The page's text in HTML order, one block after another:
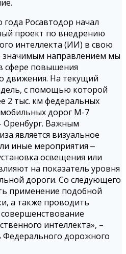
Росавтодор начал
проект по внедрению
интеллекта (ИИ) в свою
значимым направлением мы
сфере повышения
движения. На текущий
с помощью которой
2 тыс. км федеральных
дорог М-7
Оренбург. Важным
является визуальное
иные мероприятия ‒
освещения или
на показатель уровня
дороги. Со следующего
применение подобной
а также проводить
интеллекта», –
Федерального дорожного